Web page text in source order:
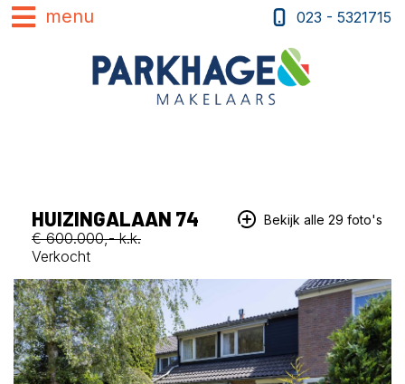
023 - 5321715
HUIZINGALAAN 74
€ 600.000,- k.k.
Verkocht
Bekijk alle 29 foto's